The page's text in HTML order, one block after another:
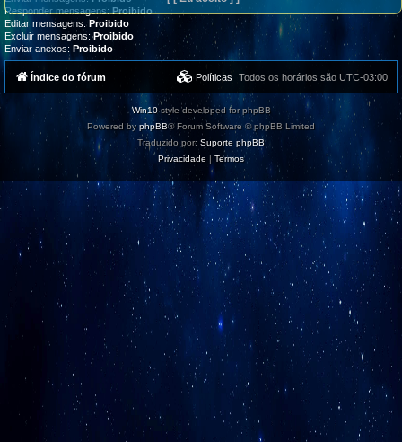
Responder mensagens: Proibido
Editar mensagens:Proibido
Excluir mensagens:Proibido
Enviar anexos: Proibido
Índice do fórum Todos os horários são UTC-03:00
Políticas
Win10style developed for phpBB
Powered byphpBB® Forum Software © phpBB Limited
Traduzido por: Suporte phpBB
Privacidade | Termos